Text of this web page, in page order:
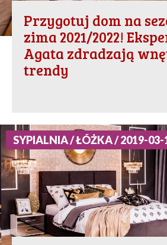
Przygotuj dom na
zima 2021/2022!
Agata zdradzają
trendy
SYPIALNIA / ŁÓŻKA / 2019-03-